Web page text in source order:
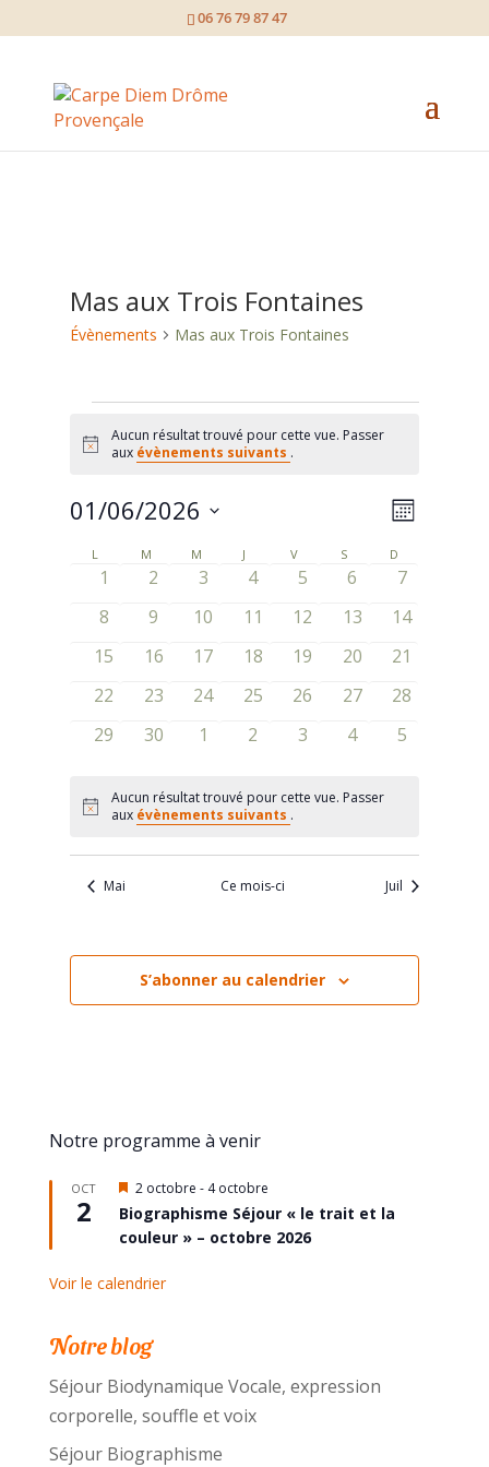
06 76 79 87 47
Mas aux Trois Fontaines
Évènements Mas aux Trois Fontaines
Évènements
Notice
Aucun résultat trouvé pour cette vue. Passer
aux évènements suivants .
par
vues
Mois
01/06/2026
Calendrier
Évènements
L M M MERCREDI
J V VENDREDI
SSAMEDI D
01
0
2
0
3
0
4
0
5
0
6
0
7
0
8
0
9
010
011
012
013
014
015
016
017
018
019
0
20
0
21
0
22
0
23
0
24
0
25
0
26
0
27
0
28
0
29
0
30
01
0
2
0
3
0
4
0
5
Notice
Aucun résultat trouvé pour cette vue. Passer
aux évènements suivants .
Mai Ce mois-ci Juil
S’abonner au calendrier
Notre programme à venir
OCT
2
Mis
avant
2 octobre - 4 octobre
Biographisme Séjour « le trait et la
couleur » – octobre 2026
Voir le calendrier
Notre blog
Séjour Biodynamique Vocale, expression
corporelle, souffle et voix
Séjour Biographisme